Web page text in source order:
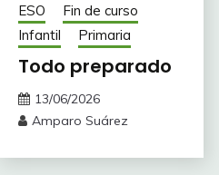
ESO
Fin de curso
Infantil
Primaria
Todo preparado
13/06/2026
Amparo Suárez